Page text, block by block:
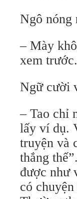
Ngô nóng
– Mày
xem trước.
Ngữ cười
– Tao chỉ
lấy ví dụ.
truyện và
thắng
được như
có